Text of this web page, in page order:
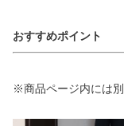
おすすめポイント
※商品ページ内には別